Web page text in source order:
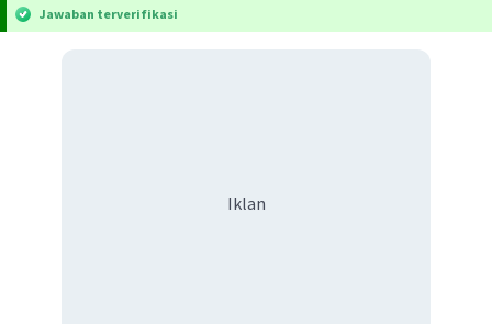
Jawaban terverifikasi
Iklan